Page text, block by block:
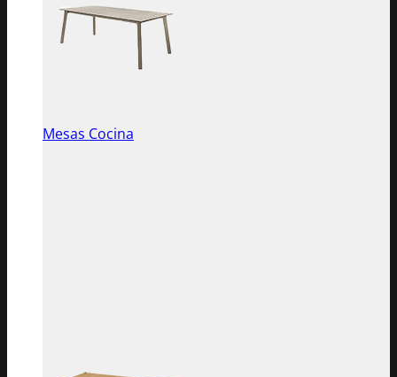
Mesas Cocina